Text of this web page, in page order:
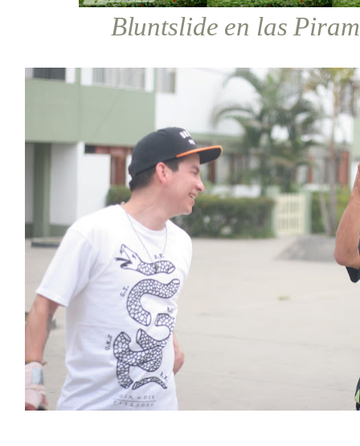
Bluntslide en las